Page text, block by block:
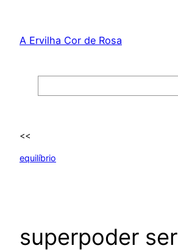
content
A Ervilha Cor de Rosa
<<
equilíbrio
superpoder ser